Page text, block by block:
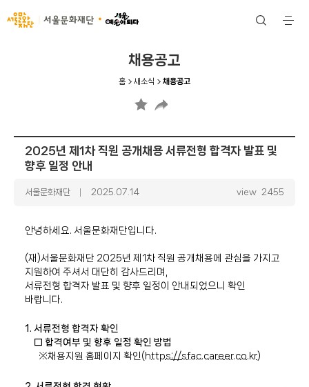
서울문화재단
전
검
채용공고
홈 새소식 채용공고
2025년 제1차 직원 공개채용 서류전형 합격자 발표 및
향후 일정 안내
글
서울문화재단
날
2025.07.14 view 2455
안녕하세요 . 서울문화재단입니다.
(재 )서울문화재단 2025년 제 1차 직원 공개채용에 관심을 가지고
지원하여 주셔서 대단히 감사드리며
서류전형 합격자 발표 및 향후 일정이 안내되었으니 확인
바랍니다.
1. 서류전형 합격자 확인
□합격여부 및 향후 일정 확인 방법
※채용지원 홈페이지 확인 ( https://sfac.career.co.kr)